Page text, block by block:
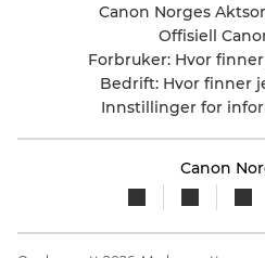
Canon Norges
Offisiell
Forbruker: Hvor
Bedrift: Hvor finner
Innstillinger for
Canon